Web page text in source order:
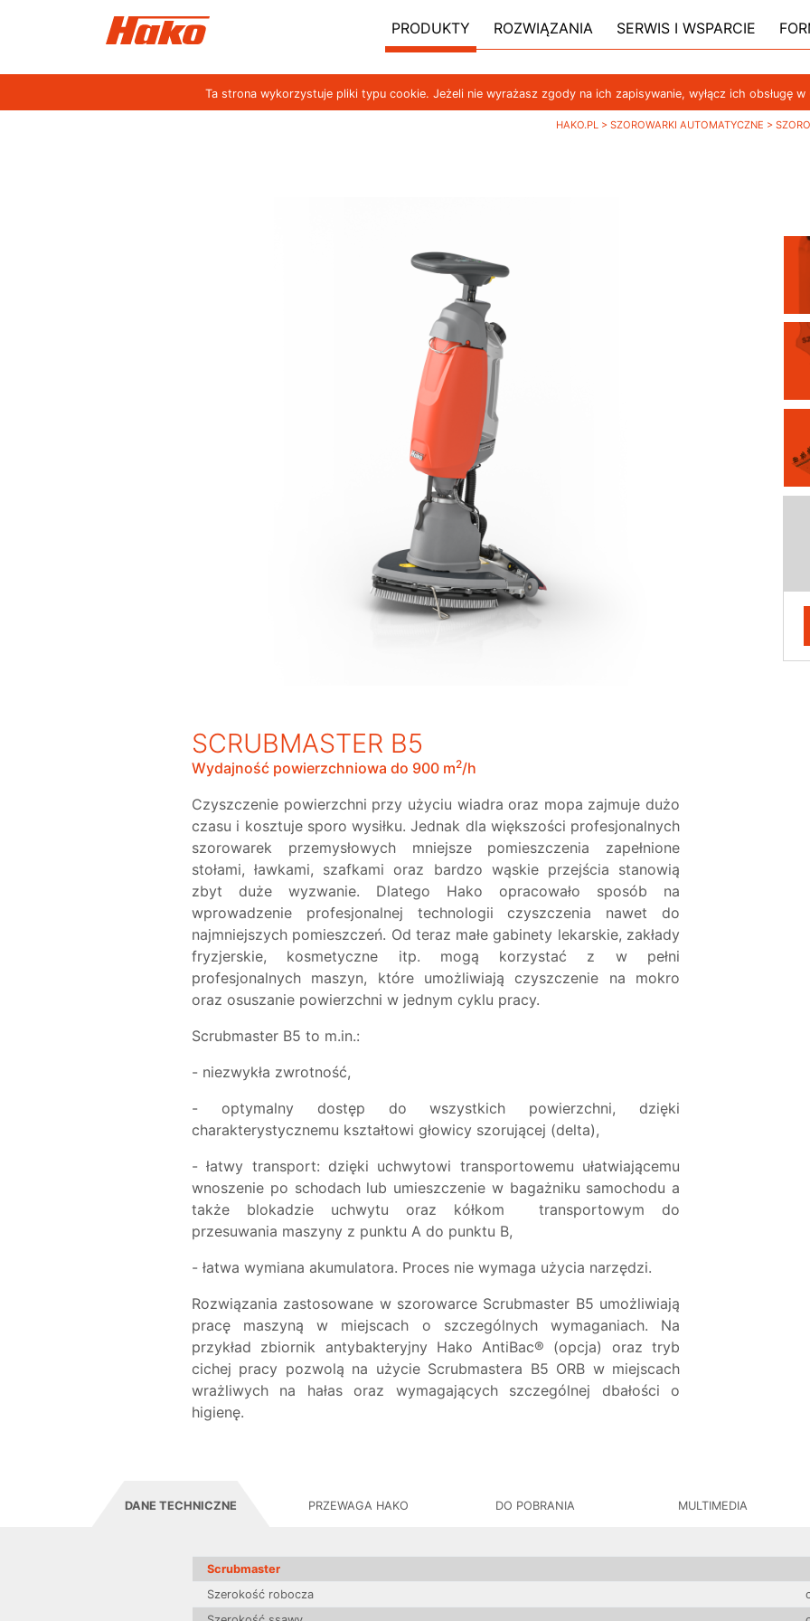
Ta strona wykorzystuje pliki typu cookie. Jeżeli nie wyrażasz zgody na ich zapisywanie, wyłącz ich obsługę
PRODUKTY ROZWIĄZANIA SERWIS I WSPARCIE
HAKO.PL > SZOROWARKI AUTOMATYCZNE >
SCRUBMASTER B5
Wydajność powierzchniowa do 900 m2/h
Czyszczenie powierzchni przy użyciu wiadra oraz mopa zajmuje dużo
czasu i kosztuje sporo wysiłku. Jednak dla większości profesjonalnych
szorowarek przemysłowych mniejsze pomieszczenia zapełnione
stołami, ławkami, szafkami oraz bardzo wąskie przejścia stanowią
zbyt duże wyzwanie. Dlatego Hako opracowało sposób na
wprowadzenie profesjonalnej technologii czyszczenia nawet do
najmniejszych pomieszczeń. Od teraz małe gabinety lekarskie, zakłady
fryzjerskie, kosmetyczne itp. mogą korzystać z w pełni
profesjonalnych maszyn, które umożliwiają czyszczenie na mokro
oraz osuszanie powierzchni w jednym cyklu pracy.
Scrubmaster B5 to m.in.:
- niezwykła zwrotność,
- optymalny dostęp do wszystkich powierzchni, dzięki
charakterystycznemu kształtowi głowicy szorującej (delta),
- łatwy transport: dzięki uchwytowi transportowemu ułatwiającemu
wnoszenie po schodach lub umieszczenie w bagażniku samochodu a
także blokadzie uchwytu oraz kółkom transportowym do
przesuwania maszyny z punktu A do punktu B,
- łatwa wymiana akumulatora. Proces nie wymaga użycia narzędzi.
Rozwiązania zastosowane w szorowarce Scrubmaster B5 umożliwiają
pracę maszyną w miejscach o szczególnych wymaganiach. Na
przykład zbiornik antybakteryjny Hako AntiBac® (opcja) oraz tryb
cichej pracy pozwolą na użycie Scrubmastera B5 ORB w miejscach
wrażliwych na hałas oraz wymagających szczególnej dbałości o
higienę.
DANE TECHNICZNE PRZEWAGA HAKO DO POBRANIA MULTIMEDIA
Scrubmaster
Szerokość robocza